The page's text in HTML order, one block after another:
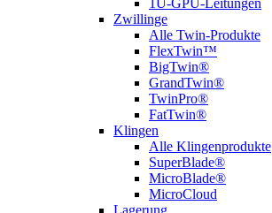
1U-GPU-Leitungen
Zwillinge
Alle Twin-Produkte
FlexTwin™
BigTwin®
GrandTwin®
TwinPro®
FatTwin®
Klingen
Alle Klingenprodukte
SuperBlade®
MicroBlade®
MicroCloud